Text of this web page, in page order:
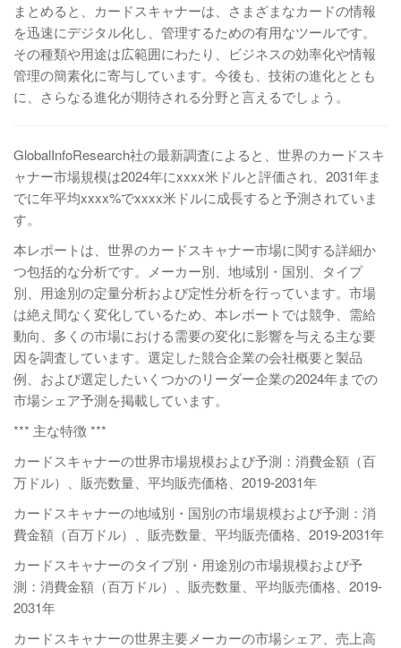
まとめると、カードスキャナーは、さまざまなカードの情報
を迅速にデジタル化し、管理するための有用なツールです。
その種類や用途は広範囲にわたり、ビジネスの効率化や情報
管理の簡素化に寄与しています。今後も、技術の進化ととも
に、さらなる進化が期待される分野と言えるでしょう。
GlobalInfoResearch社の最新調査によると、世界のカードスキ
ャナー市場規模は2024年にxxxx米ドルと評価され、2031年ま
でに年平均xxxx%でxxxx米ドルに成長すると予測されていま
す。
本レポートは、世界のカードスキャナー市場に関する詳細か
つ包括的な分析です。メーカー別、地域別・国別、タイプ
別、用途別の定量分析および定性分析を行っています。市場
は絶え間なく変化しているため、本レポートでは競争、需給
動向、多くの市場における需要の変化に影響を与える主な要
因を調査しています。選定した競合企業の会社概要と製品
例、および選定したいくつかのリーダー企業の2024年までの
市場シェア予測を掲載しています。
*** 主な特徴 ***
カードスキャナーの世界市場規模および予測：消費金額（百
万ドル）、販売数量、平均販売価格、2019-2031年
カードスキャナーの地域別・国別の市場規模および予測：消
費金額（百万ドル）、販売数量、平均販売価格、2019-2031年
カードスキャナーのタイプ別・用途別の市場規模および予
測：消費金額（百万ドル）、販売数量、平均販売価格、2019-
2031年
カードスキャナーの世界主要メーカーの市場シェア、売上高